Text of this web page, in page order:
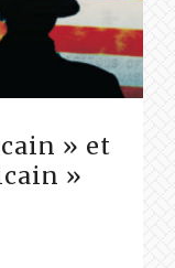
» et
»